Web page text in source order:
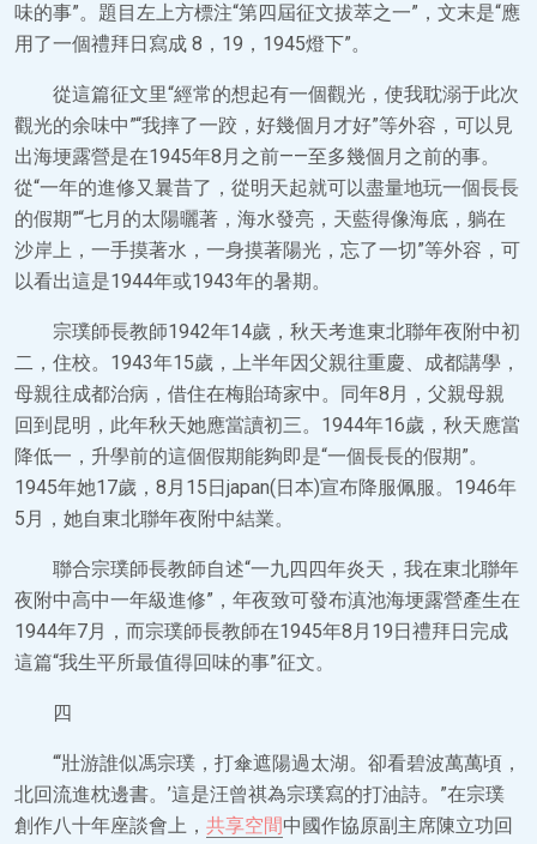
味的事”。題目左上方標注“第四屆征文拔萃之一”，文末是“應
用了一個禮拜日寫成 8，19，1945燈下”。
從這篇征文里“經常的想起有一個觀光，使我耽溺于此次
觀光的余味中”“我摔了一跤，好幾個月才好”等外容，可以見
出海埂露營是在1945年8月之前——至多幾個月之前的事。
從“一年的進修又曩昔了，從明天起就可以盡量地玩一個長長
的假期”“七月的太陽曬著，海水發亮，天藍得像海底，躺在
沙岸上，一手摸著水，一身摸著陽光，忘了一切”等外容，可
以看出這是1944年或1943年的暑期。
宗璞師長教師1942年14歲，秋天考進東北聯年夜附中初
二，住校。1943年15歲，上半年因父親往重慶、成都講學，
母親往成都治病，借住在梅貽琦家中。同年8月，父親母親
回到昆明，此年秋天她應當讀初三。1944年16歲，秋天應當
降低一，升學前的這個假期能夠即是“一個長長的假期”。
1945年她17歲，8月15日japan(日本)宣布降服佩服。1946年
5月，她自東北聯年夜附中結業。
聯合宗璞師長教師自述“一九四四年炎天，我在東北聯年
夜附中高中一年級進修”，年夜致可發布滇池海埂露營產生在
1944年7月，而宗璞師長教師在1945年8月19日禮拜日完成
這篇“我生平所最值得回味的事”征文。
四
“‘壯游誰似馮宗璞，打傘遮陽過太湖。卻看碧波萬萬頃，
北回流進枕邊書。’這是汪曾祺為宗璞寫的打油詩。”在宗璞
創作八十年座談會上， 共享空間中國作協原副主席陳立功回